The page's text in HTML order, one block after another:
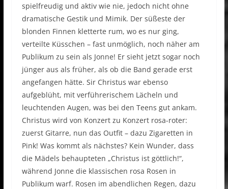
spielfreudig und aktiv wie nie, jedoch nicht ohne
dramatische Gestik und Mimik. Der süßeste der
blonden Finnen kletterte rum, wo es nur ging,
verteilte Küsschen – fast unmöglich, noch näher am
Publikum zu sein als Jonne! Er sieht jetzt sogar noch
jünger aus als früher, als ob die Band gerade erst
angefangen hätte. Sir Christus war ebenso
aufgeblüht, mit verführerischem Lächeln und
leuchtenden Augen, was bei den Teens gut ankam.
Christus wird von Konzert zu Konzert rosa-roter:
zuerst Gitarre, nun das Outfit – dazu Zigaretten in
Pink! Was kommt als nächstes? Kein Wunder, dass
die Mädels behaupteten „Christus ist göttlich!“,
während Jonne die klassischen rosa Rosen in
Publikum warf. Rosen im abendlichen Regen, dazu